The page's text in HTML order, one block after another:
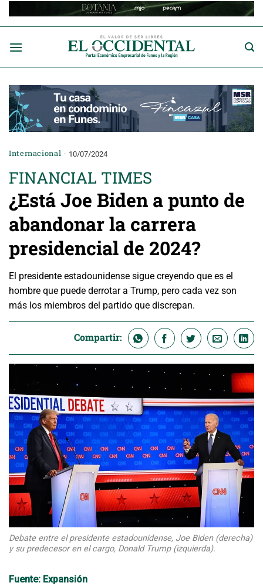
Internacional 10/07/2024
FINANCIAL TIMES
¿Está Joe Biden a punto de
abandonar la carrera
presidencial de 2024?
El presidente estadounidense sigue creyendo que es el
hombre que puede derrotar a Trump, pero cada vez son
más los miembros del partido que discrepan.
Compartir:
Debate entre el presidente estadounidense, Joe Biden (derecha)
y su predecesor en el cargo, Donald Trump (izquierda).
Fuente: Expansión